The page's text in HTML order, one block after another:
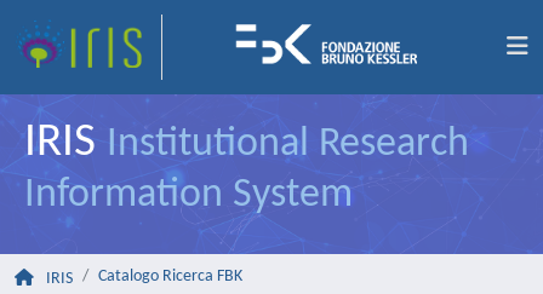
IRIS Institutional Research
Information System
IRIS
Catalogo Ricerca FBK